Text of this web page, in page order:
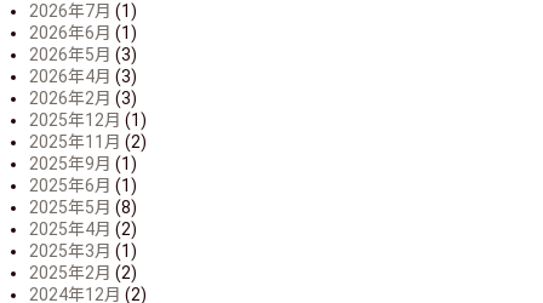
2026年7月 (1)
2026年6月 (1)
2026年5月 (3)
2026年4月 (3)
2026年2月 (3)
2025年12月 (1)
2025年11月 (2)
2025年9月 (1)
2025年6月 (1)
2025年5月 (8)
2025年4月 (2)
2025年3月 (1)
2025年2月 (2)
2024年12月 (2)